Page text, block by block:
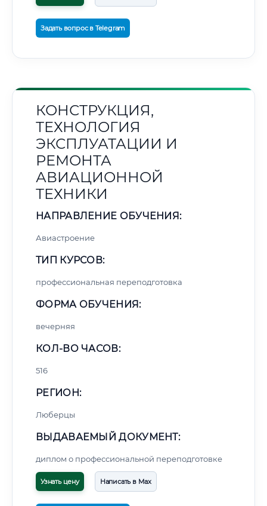
Задать вопрос в Telegram
КОНСТРУКЦИЯ,
ТЕХНОЛОГИЯ
ЭКСПЛУАТАЦИИ И
РЕМОНТА
АВИАЦИОННОЙ
ТЕХНИКИ
НАПРАВЛЕНИЕ ОБУЧЕНИЯ:
Авиастроение
ТИП КУРСОВ:
профессиональная переподготовка
ФОРМА ОБУЧЕНИЯ:
вечерняя
КОЛ-ВО ЧАСОВ:
516
РЕГИОН:
Люберцы
ВЫДАВАЕМЫЙ ДОКУМЕНТ:
диплом о профессиональной переподготовке
Узнать цену Написать в Max